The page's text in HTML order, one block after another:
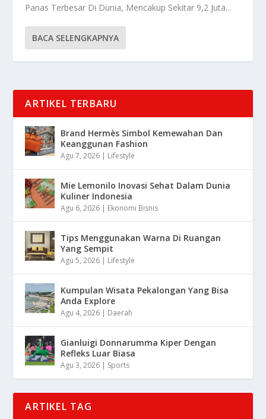
Panas Terbesar Di Dunia, Mencakup Sekitar 9,2 Juta...
BACA SELENGKAPNYA
ARTIKEL TERBARU
Brand Hermès Simbol Kemewahan Dan
Keanggunan Fashion
Agu 7, 2026 | Lifestyle
Mie Lemonilo Inovasi Sehat Dalam Dunia
Kuliner Indonesia
Agu 6, 2026 | Ekonomi Bisnis
Tips Menggunakan Warna Di Ruangan
Yang Sempit
Agu 5, 2026 | Lifestyle
Kumpulan Wisata Pekalongan Yang Bisa
Anda Explore
Agu 4, 2026 | Daerah
Gianluigi Donnarumma Kiper Dengan
Refleks Luar Biasa
Agu 3, 2026 | Sports
ARTIKEL TAG